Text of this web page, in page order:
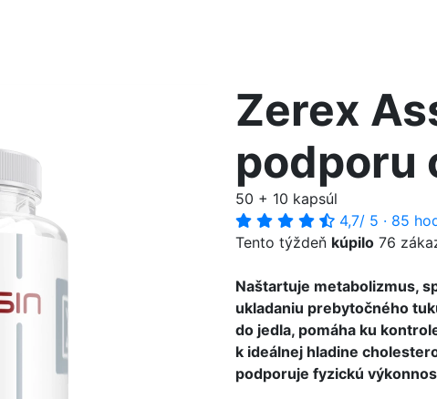
Zerex
podporu
50 + 10 kapsúl
4,7/ 5 · 85
Tento týždeň kúpilo 76
Naštartuje metabolizmus,
ukladaniu prebytočného
do jedla, pomáha ku
k ideálnej hladine
podporuje fyzickú